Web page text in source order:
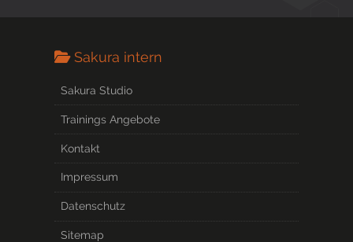
Sakura intern
Sakura Studio
Trainings Angebote
Kontakt
Impressum
Datenschutz
Sitemap